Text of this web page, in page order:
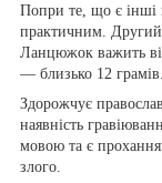
Попри те, що є інші
практичним. Другий
Ланцюжок важить
— близько 12 грамів.
Здорожчує
наявність
мовою та є
злого.